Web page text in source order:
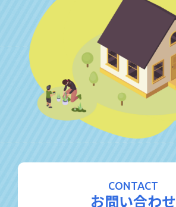
CONTACT
お問い合わせ